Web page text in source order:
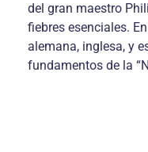
del gran maestro
fiebres esenciales.
alemana, inglesa, y
fundamentos de la